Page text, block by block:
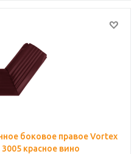
боковое правое Vortex
красное вино